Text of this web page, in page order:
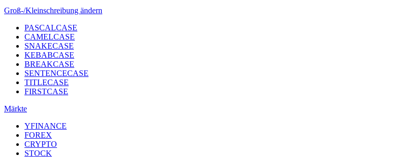
Groß-/Kleinschreibung ändern
PASCALCASE
CAMELCASE
SNAKECASE
KEBABCASE
BREAKCASE
SENTENCECASE
TITLECASE
FIRSTCASE
Märkte
YFINANCE
FOREX
CRYPTO
STOCK